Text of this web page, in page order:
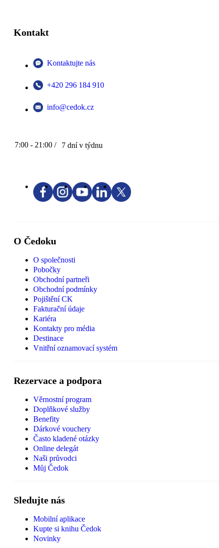
Kontakt
Kontaktujte nás
+420 296 184 910
info@cedok.cz
7:00 - 21:00 / 7 dní v týdnu
O Čedoku
O společnosti
Pobočky
Obchodní partneři
Obchodní podmínky
Pojištění CK
Fakturační údaje
Kariéra
Kontakty pro média
Destinace
Vnitřní oznamovací systém
Rezervace a podpora
Věrnostní program
Doplňkové služby
Benefity
Dárkové vouchery
Často kladené otázky
Online delegát
Naši průvodci
Můj Čedok
Sledujte nás
Mobilní aplikace
Kupte si knihu Čedok
Novinky